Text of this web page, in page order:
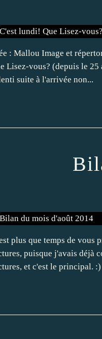
: Mallou Image et
Lisez-vous? (depuis le 25
suite à l'arrivée non...
plus que temps de vous
puisque j'avais déjà
et c'est le principal. :)